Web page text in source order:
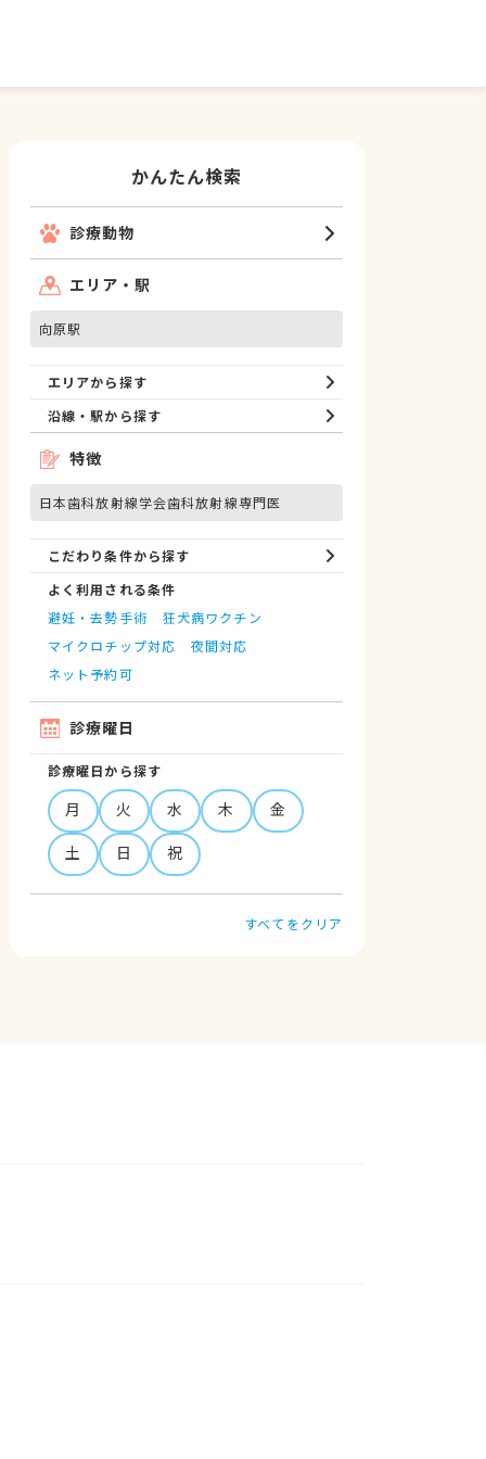
かんたん検索
診療動物
エリア・駅
向原駅
エリアから探す
沿線・駅から探す
特徴
日本歯科放射線学会歯科放射線専門医
こだわり条件から探す
よく利用される条件
避妊・去勢手術
狂犬病ワクチン
マイクロチップ対応
夜間対応
ネット予約可
診療曜日
診療曜日から探す
月 火 水 木
金
土
日 祝
すべてをクリア